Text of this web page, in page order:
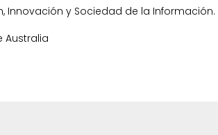
Innovación y Sociedad de la Información.
Australia